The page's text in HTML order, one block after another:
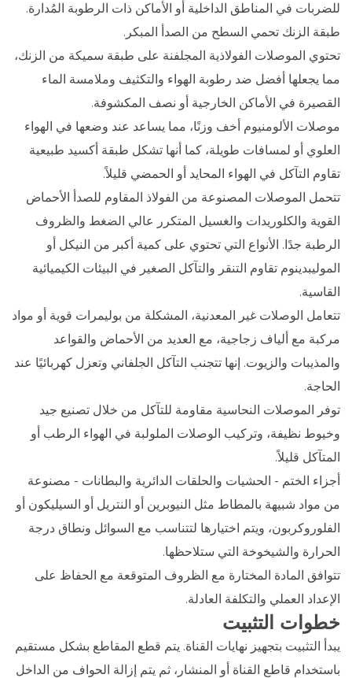
للضربات في المناطق الداخلية أو الأماكن ذات الرطوبة المُدارة.
طبقة الزنك تحمي السطح من الصدأ المبكر.
تحتوي الموصلات الفولاذية المجلفنة على طبقة سميكة من الزنك،
مما يجعلها أفضل ضد رطوبة الهواء والتكثيف وملامسة الماء
القصيرة في الأماكن الخارجية أو نصف المكشوفة.
موصلات الألومنيوم أخف وزنًا، مما يساعد عند وضعها في الهواء
العلوي أو لمسافات طويلة، كما أنها تشكل طبقة أكسيد طبيعية
تقاوم التآكل في الهواء المحايد أو الحمضي قليلاً.
تتحمل الموصلات المصنوعة من الفولاذ المقاوم للصدأ الأحماض
القوية والكلوريدات والغسيل المتكرر عالي الضغط والظروف
الرطبة جدًا. الأنواع التي تحتوي على كمية أكبر من النيكل أو
الموليبدينوم تقاوم التنقر والتآكل الصغير في البيئات الكيميائية
القاسية.
تتعامل الوصلات غير المعدنية، المشكلة من بوليمرات قوية أو مواد
مركبة مع ألياف زجاجية، مع العديد من الأحماض والقواعد
والمذيبات والزيوت. إنها تتجنب التآكل الجلفاني وتعزل كهربائيًا عند
الحاجة.
توفر الموصلات النحاسية مقاومة للتآكل من خلال تصنيع جيد
وخيوط نظيفة، وتركيب الوصلات الملولبة في الهواء الرطب أو
المتآكل قليلاً.
أجزاء الختم - الحشيات والحلقات الدائرية والبطانات - مصنوعة
من مواد شبيهة بالمطاط مثل النيوبرين أو النتريل أو السيليكون أو
الفلوروكربون، ويتم اختيارها لتتناسب مع السوائل ونطاق درجة
الحرارة والشيخوخة التي ستلاحظها.
تتوافق المادة المختارة مع الظروف المتوقعة مع الحفاظ على
الإعداد العملي والتكلفة العادلة.
خطوات التثبيت
يبدأ التثبيت بتجهيز نهايات القناة. يتم قطع المقاطع بشكل مستقيم
باستخدام قاطع القناة أو المنشار، ثم يتم إزالة الحواف من الداخل